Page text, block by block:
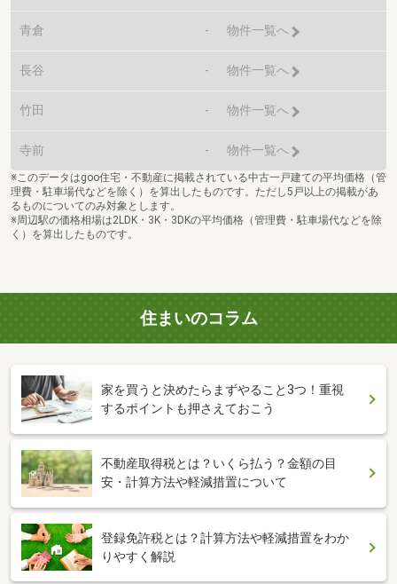
青倉 - 物件一覧へ
長谷 - 物件一覧へ
竹田 - 物件一覧へ
寺前 - 物件一覧へ
※このデータはgoo住宅・不動産に掲載されている中古一戸建ての平均価格（管
理費・駐車場代などを除く）を算出したものです。ただし5戸以上の掲載があ
るものについてのみ対象とします。
※周辺駅の価格相場は2LDK・3K・3DKの平均価格（管理費・駐車場代などを除
く）を算出したものです。
住まいのコラム
家を買うと決めたらまずやること3つ！重視
するポイントも押さえておこう
不動産取得税とは？いくら払う？金額の目
安・計算方法や軽減措置について
登録免許税とは？計算方法や軽減措置をわか
りやすく解説